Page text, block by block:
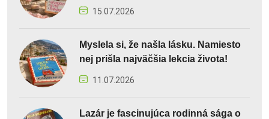
15.07.2026
Myslela si, že našla lásku. Namiesto
nej prišla najväčšia lekcia života!
11.07.2026
Lazár je fascinujúca rodinná sága o